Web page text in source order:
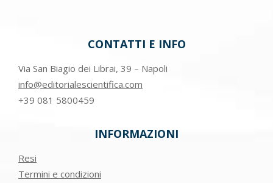
CONTATTI E INFO
Via San Biagio dei Librai, 39 – Napoli
info@editorialescientifica.com
+39 081 5800459
INFORMAZIONI
Resi
Termini e condizioni